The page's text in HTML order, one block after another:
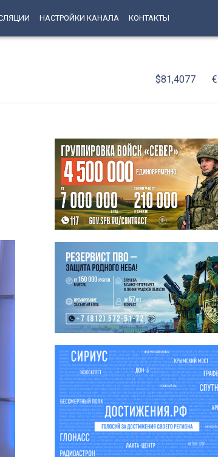
НАСТРОЙКИ КАНАЛА КОНТАКТЫ
С января по июнь 2026 года
$81,4077